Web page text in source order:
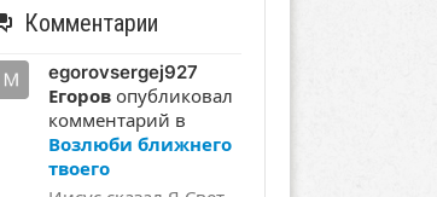
Комментарии
egorovsergej927
Егоровопубликовал
комментарий в
Возлюби ближнего
твоего